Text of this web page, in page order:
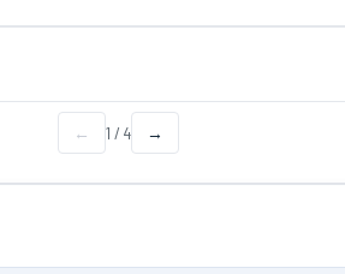
← 1 / 4 →